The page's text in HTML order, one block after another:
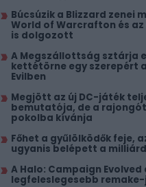
Búcsúzik a Blizzard zenei
World of Warcrafton és
is dolgozott
A Megszállottság sztárja
kettétörne egy szerepért
Evilben
Megjött az új DC-játék
bemutatója, de a
pokolba kívánja
Főhet a gyűlölködők feje,
ugyanis belépett a
A Halo: Campaign Evolved
legfeleslegesebb